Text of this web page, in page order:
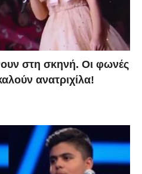
στη σκηνή. Οι φωνές
ανατριχίλα!